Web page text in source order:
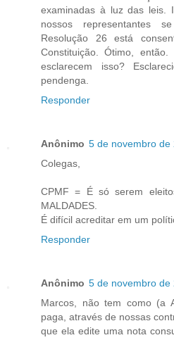
examinadas à luz das leis.
nossos representantes
Resolução 26 está
Constituição. Ótimo,
esclarecem isso?
pendenga.
Responder
Anônimo 5 de novembro de
Colegas,
CPMF = É só serem
MALDADES.
É difícil acreditar em um
Responder
Anônimo 5 de novembro de
Marcos, não tem como (a
paga, através de nossas
que ela edite uma nota